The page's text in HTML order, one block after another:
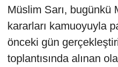
Müslim Sarı, bugünkü
kararları kamuoyuyla
önceki gün
toplantısında alınan